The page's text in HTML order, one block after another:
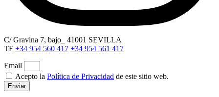
C/ Gravina 7, bajo_ 41001 SEVILLA
TF +34 954 560 417 +34 954 561 417
Email
Acepto la Política de Privacidad de este sitio web.
Enviar